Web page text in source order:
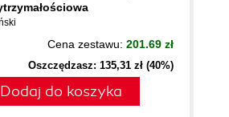
Cena zestawu: 201.69 zł
Oszczędzasz: 135,31 zł (40%)
Dodaj do koszyka